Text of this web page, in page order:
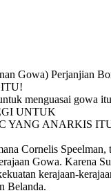
Gowa) Perjanjian
menguasai gowa itu
UNTUK
YANG ANARKIS
Cornelis Speelman,
Gowa. Karena
kerajaan-
Belanda.